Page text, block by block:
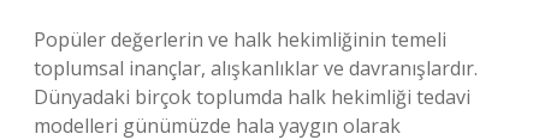
Popüler değerlerin ve halk hekimliğinin temeli
toplumsal inançlar, alışkanlıklar ve davranışlardır.
Dünyadaki birçok toplumda halk hekimliği tedavi
modelleri günümüzde hala yaygın olarak